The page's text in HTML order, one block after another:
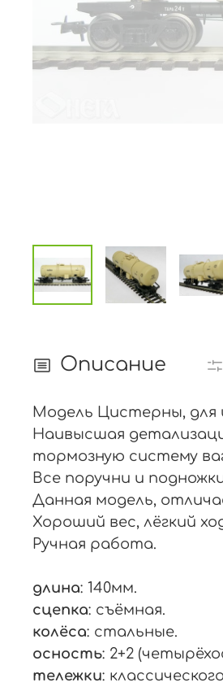
Описание
Модель Цистерны, для
Наивысшая
тормозную систему
Все поручни и
Данная модель,
Хороший вес, лёгкий
Ручная работа.
длина: 140мм.
сцепка: съёмная.
колёса: стальные.
осность: 2+2
тележки: